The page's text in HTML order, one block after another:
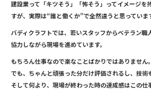
e
b
o
o
k
建設業って「キツそう」「怖そう」ってイメージを
すが、実際は“誰と働くか”で全然違うと思っていま
バディクラフトでは、若いスタッフからベテラン職
協力しながら現場を進めています。
もちろん仕事なので楽なことばかりではありません。
でも、ちゃんと頑張った分だけ評価されるし、技術
そして何より、現場が終わった時の達成感はこの仕